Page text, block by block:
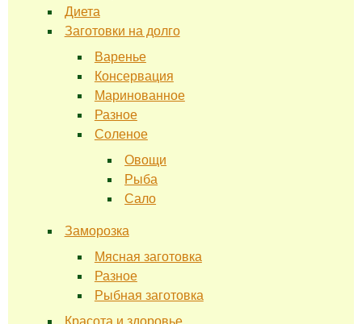
Диета
Заготовки на долго
Варенье
Консервация
Маринованное
Разное
Соленое
Овощи
Рыба
Сало
Заморозка
Мясная заготовка
Разное
Рыбная заготовка